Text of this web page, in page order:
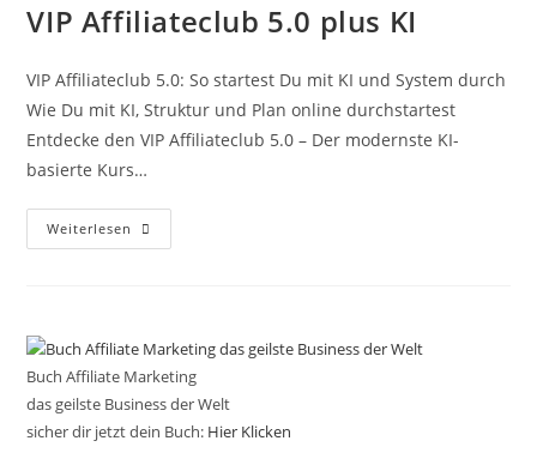
VIP Affiliateclub 5.0 plus KI
VIP Affiliateclub 5.0: So startest Du mit KI und System durch
Wie Du mit KI, Struktur und Plan online durchstartest
Entdecke den VIP Affiliateclub 5.0 – Der modernste KI-
basierte Kurs…
Weiterlesen VIP
Affiliateclub
Buch Affiliate Marketing
das geilste Business der Welt
sicher dir jetzt dein Buch: Hier Klicken